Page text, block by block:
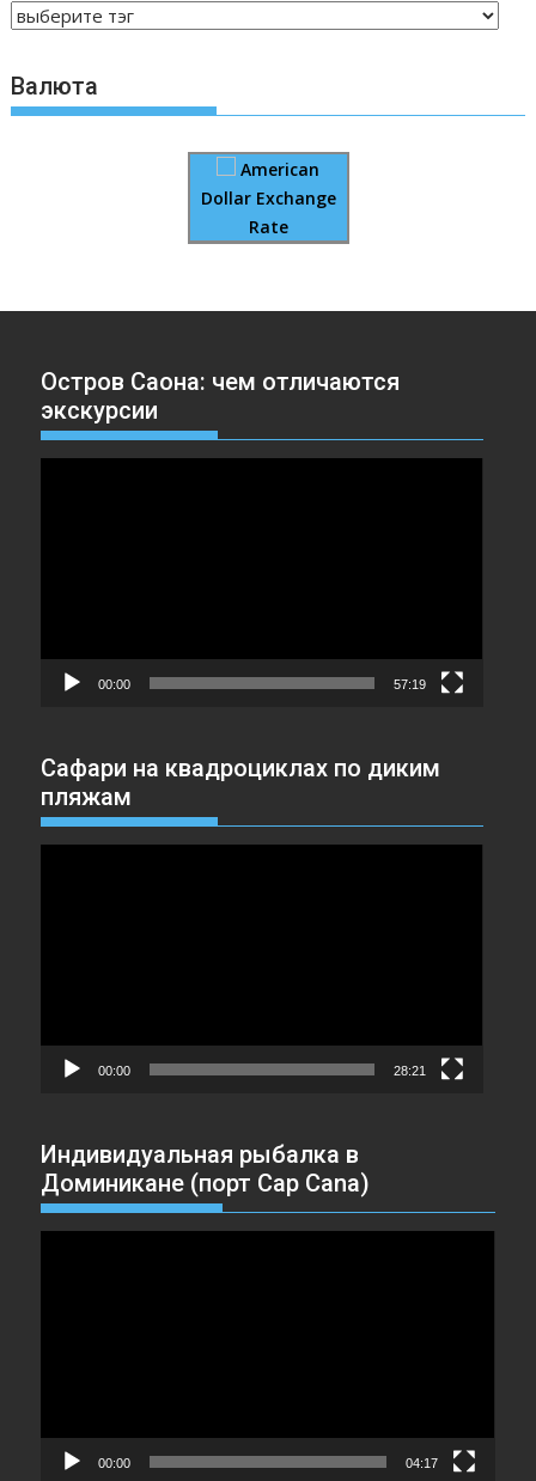
Валюта
American
Dollar Exchange
Rate
Остров Саона: чем отличаются
экскурсии
00:00 57:19
Сафари на квадроциклах по диким
пляжам
00:00 28:21
Индивидуальная рыбалка в
Доминикане (порт Cap Cana)
00:00 04:17